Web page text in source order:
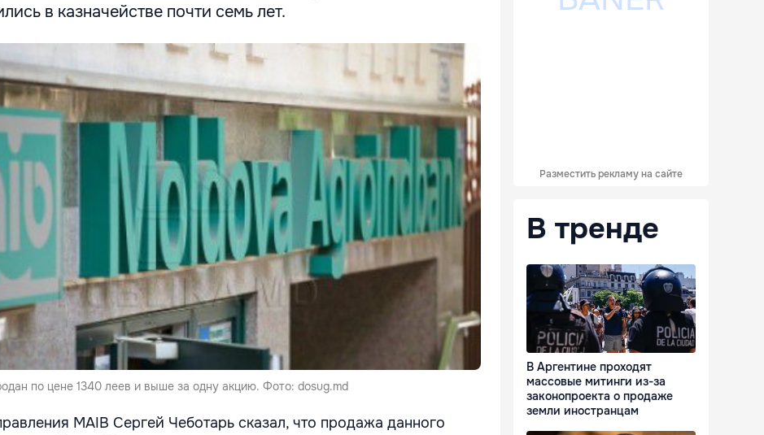
в казначействе почти семь лет.
по цене 1340 леев и выше за одну акцию. Фото: dosug.md
MAIB Сергей Чеботарь сказал, что продажа данного
Разместить рекламу на сайте
В тренде
В Аргентине проходят
массовые митинги из-за
законопроекта о продаже
земли иностранцам